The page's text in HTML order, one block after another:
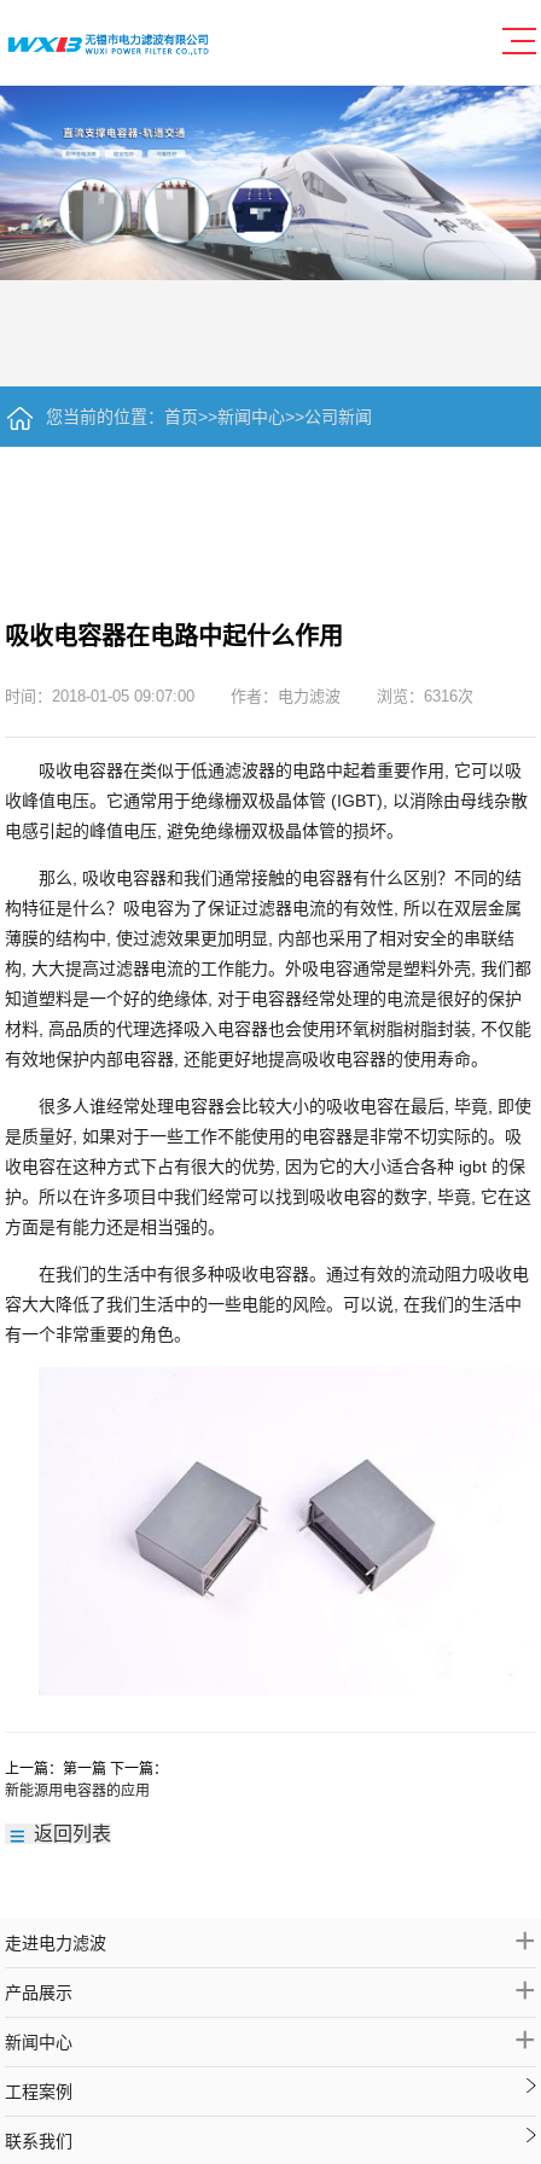
您当前的位置：首页>>新闻中心>>公司新闻
吸收电容器在电路中起什么作用
时间：2018-01-05 09:07:00 作者：电力滤波 浏览：6316次
吸收电容器在类似于低通滤波器的电路中起着重要作用, 它可以吸
收峰值电压。它通常用于绝缘栅双极晶体管 (IGBT), 以消除由母线杂散
电感引起的峰值电压, 避免绝缘栅双极晶体管的损坏。
那么, 吸收电容器和我们通常接触的电容器有什么区别？不同的结
构特征是什么？吸电容为了保证过滤器电流的有效性, 所以在双层金属
薄膜的结构中, 使过滤效果更加明显, 内部也采用了相对安全的串联结
构, 大大提高过滤器电流的工作能力。外吸电容通常是塑料外壳, 我们都
知道塑料是一个好的绝缘体, 对于电容器经常处理的电流是很好的保护
材料, 高品质的代理选择吸入电容器也会使用环氧树脂树脂封装, 不仅能
有效地保护内部电容器, 还能更好地提高吸收电容器的使用寿命。
很多人谁经常处理电容器会比较大小的吸收电容在最后, 毕竟, 即使
是质量好, 如果对于一些工作不能使用的电容器是非常不切实际的。吸
收电容在这种方式下占有很大的优势, 因为它的大小适合各种 igbt 的保
护。所以在许多项目中我们经常可以找到吸收电容的数字, 毕竟, 它在这
方面是有能力还是相当强的。
在我们的生活中有很多种吸收电容器。通过有效的流动阻力吸收电
容大大降低了我们生活中的一些电能的风险。可以说, 在我们的生活中
有一个非常重要的角色。
上一篇：第一篇 下一篇：
新能源用电容器的应用
返回列表
走进电力滤波 +
产品展示 +
新闻中心 +
工程案例
联系我们